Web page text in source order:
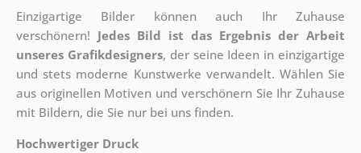
Einzigartige Bilder können auch Ihr Zuhause
verschönern! Jedes Bild ist das Ergebnis der Arbeit
unseres Grafikdesigners, der seine Ideen in einzigartige
und stets moderne Kunstwerke verwandelt. Wählen Sie
aus originellen Motiven und verschönern Sie Ihr Zuhause
mit Bildern, die Sie nur bei uns finden.
Hochwertiger Druck